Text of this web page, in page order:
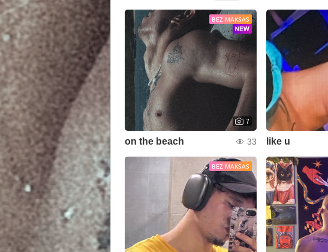
BEZ MAKSAS
7
on the beach 33 like u
BEZ MAKSAS